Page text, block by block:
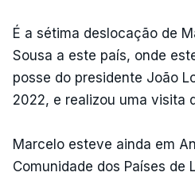
É a sétima deslocação de
Sousa a este país, onde
posse do presidente João
2022, e realizou uma visita
Marcelo esteve ainda em
Comunidade dos Países de